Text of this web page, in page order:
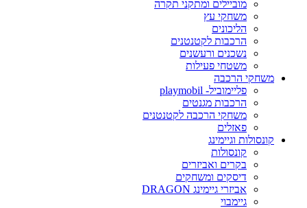
מוביילים ומתקני תקרה
משחקי עץ
הליכונים
הרכבות לקטנטנים
נשכנים ורעשנים
משטחי פעילות
משחקי הרכבה
פליימוביל- playmobil
הרכבות מגנטים
משחקי הרכבה לקטנטנים
פאזלים
קונסולות וגיימינג
קונסולות
בקרים ואביזרים
דיסקים ומשחקים
אביזרי גיימינג DRAGON
גיימבוי